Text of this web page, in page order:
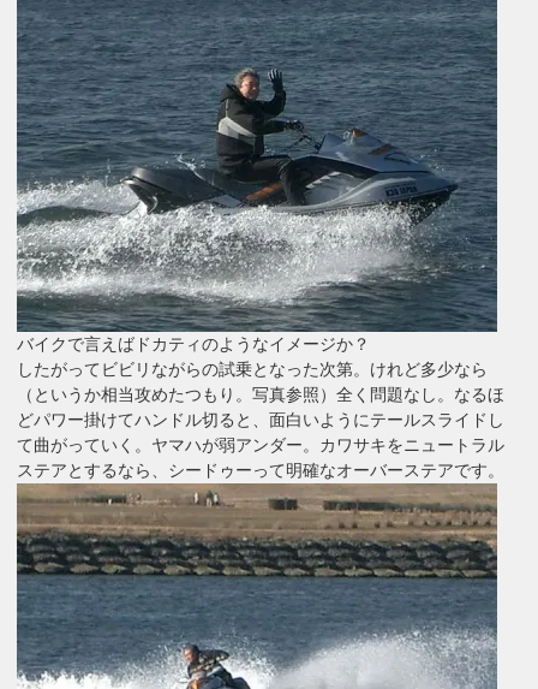
バイクで言えばドカティのようなイメージか？
したがってビビリながらの試乗となった次第。けれど多少なら
（というか相当攻めたつもり。写真参照）全く問題なし。なるほ
どパワー掛けてハンドル切ると、面白いようにテールスライドし
て曲がっていく。ヤマハが弱アンダー。カワサキをニュートラル
ステアとするなら、シードゥーって明確なオーバーステアです。